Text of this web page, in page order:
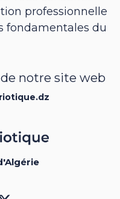
professionnelle
fondamentales du
notre site web